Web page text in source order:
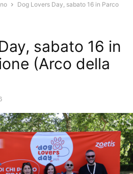
Dog Lovers Day, sabato 16 in Parco
sabato 16 in
(Arco della